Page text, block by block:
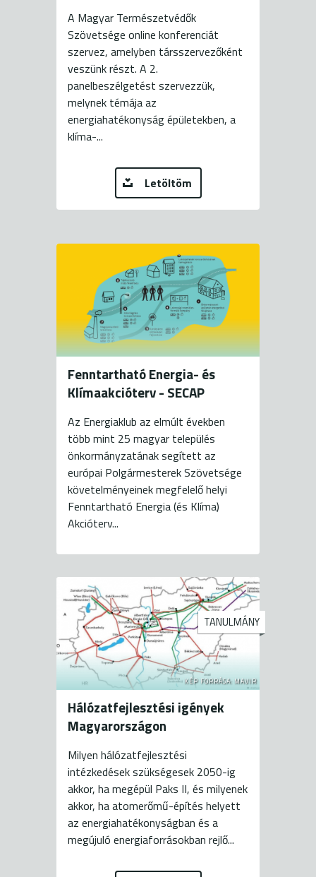
A Magyar Természetvédők
Szövetsége online konferenciát
szervez, amelyben társszervezőként
veszünk részt. A 2.
panelbeszélgetést szervezzük,
melynek témája az
energiahatékonyság épületekben, a
klíma-...
Letöltöm
Fenntartható Energia- és
Klímaakcióterv - SECAP
Az Energiaklub az elmúlt években
több mint 25 magyar település
önkormányzatának segített az
európai Polgármesterek Szövetsége
követelményeinek megfelelő helyi
Fenntartható Energia (és Klíma)
Akcióterv...
KÉP FORRÁSA: MAVIR
TANULMÁNY
Hálózatfejlesztési igények
Magyarországon
Milyen hálózatfejlesztési
intézkedések szükségesek 2050-ig
akkor, ha megépül Paks II, és milyenek
akkor, ha atomerőmű-építés helyett
az energiahatékonyságban és a
megújuló energiaforrásokban rejlő...